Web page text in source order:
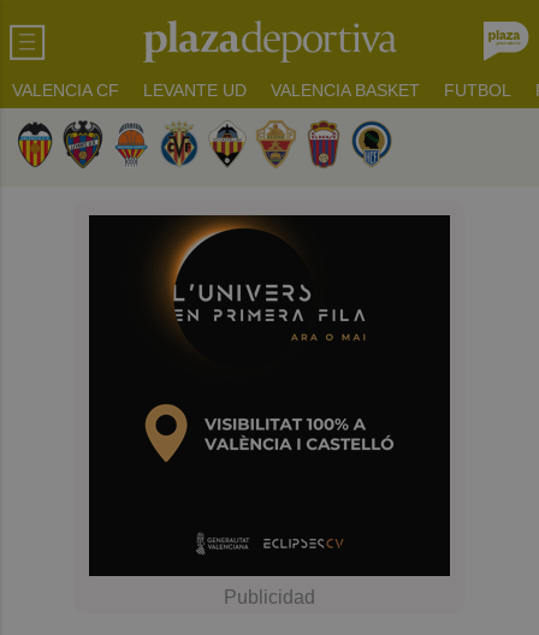
VALENCIA CF LEVANTE UD VALENCIA BASKET FUTBOL